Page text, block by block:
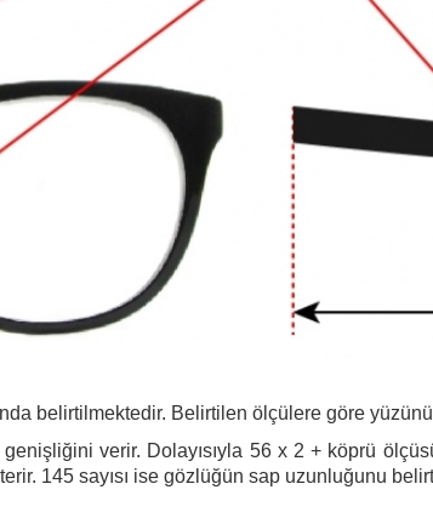
belirtilmektedir. Belirtilen ölçülere göre
verir. Dolayısıyla 56 x 2 + köprü
145 sayısı ise gözlüğün sap uzunluğunu